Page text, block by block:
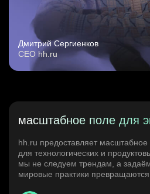
Дмитрий Сергиенков
CEO hh.ru
масштабное поле для
hh.ru предоставляет масштабное
для технологических и
мы не следуем трендам, а
мировые практики